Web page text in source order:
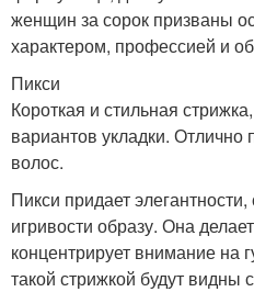
женщин за сорок призваны
характером, профессией и
Пикси
Короткая и стильная
вариантов укладки. Отлично
волос.
Пикси придает элегантности,
игривости образу. Она
концентрирует внимание на
такой стрижкой будут видны